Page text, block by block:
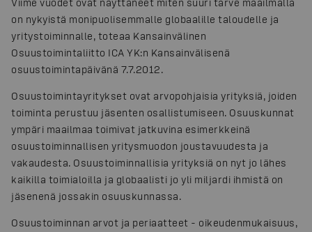
on nykyistä monipuolisemmalle globaalille taloudelle ja
yritystoiminnalle, toteaa Kansainvälinen
Osuustoimintaliitto ICA YK:n Kansainvälisenä
osuustoimintapäivänä 7.7.2012.
Osuustoimintayritykset ovat arvopohjaisia yrityksiä, joiden
toiminta perustuu jäsenten osallistumiseen. Osuuskunnat
ympäri maailmaa toimivat jatkuvina esimerkkeinä
osuustoiminnallisen yritysmuodon joustavuudesta ja
vakaudesta. Osuustoiminnallisia yrityksiä on nyt jo lähes
kaikilla toimialoilla ja globaalisti jo yli miljardi ihmistä on
jäsenenä jossakin osuuskunnassa.
Osuustoiminnan arvot ja periaatteet - oikeudenmukaisuus,